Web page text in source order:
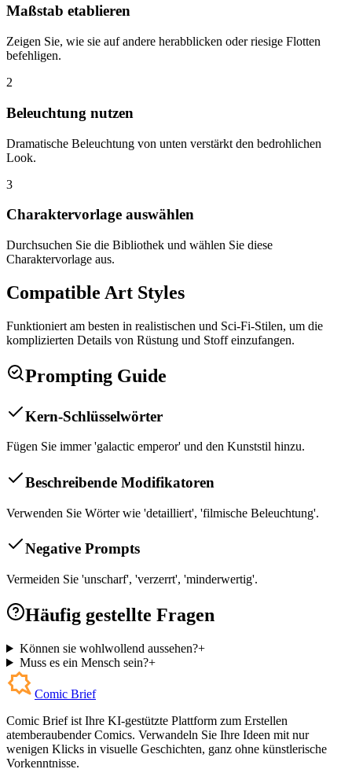
Maßstab etablieren
Zeigen Sie, wie sie auf andere herabblicken oder riesige Flotten
befehligen.
2
Beleuchtung nutzen
Dramatische Beleuchtung von unten verstärkt den bedrohlichen
Look.
3
Charaktervorlage auswählen
Durchsuchen Sie die Bibliothek und wählen Sie diese
Charaktervorlage aus.
Compatible Art Styles
Funktioniert am besten in realistischen und Sci-Fi-Stilen, um die
komplizierten Details von Rüstung und Stoff einzufangen.
Prompting Guide
Kern-Schlüsselwörter
Fügen Sie immer 'galactic emperor' und den Kunststil hinzu.
Beschreibende Modifikatoren
Verwenden Sie Wörter wie 'detailliert', 'filmische Beleuchtung'.
Negative Prompts
Vermeiden Sie 'unscharf', 'verzerrt', 'minderwertig'.
Häufig gestellte Fragen
Können sie wohlwollend aussehen?+
Muss es ein Mensch sein?+
Comic Brief
Comic Brief ist Ihre KI-gestützte Plattform zum Erstellen
atemberaubender Comics. Verwandeln Sie Ihre Ideen mit nur
wenigen Klicks in visuelle Geschichten, ganz ohne künstlerische
Vorkenntnisse.